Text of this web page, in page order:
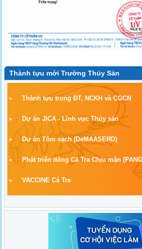
Thành tựu mới Trường Thủy Sản
» Thành tựu trong ĐT, NCKH và CGCN
» Dự án JICA - Lĩnh vực Thủy sản
» Dự án Tôm sạch(DeMAASERD)
» Phát triển dòng Cá Tra Chịu mặn
» VACCINE Cá Tra